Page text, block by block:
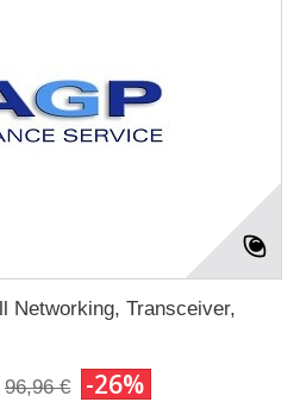
Networking, Transceiver,
96,96 € -26%